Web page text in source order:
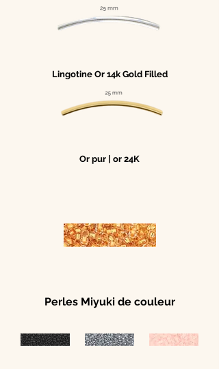
Lingotine Or 14k Gold Filled
Or pur | or 24K
Perles Miyuki de couleur